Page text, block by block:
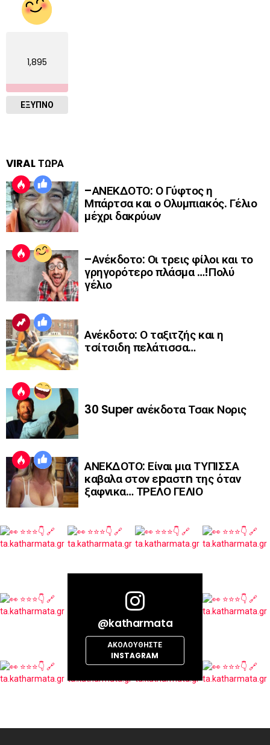
1,895
ΈΞΥΠΝΟ
VIRAL ΤΩΡΑ
–ΑΝΕΚΔΟΤΟ: Ο Γύφτος η
Μπάρτσα και ο Ολυμπιακός. Γέλιο
μέχρι δακρύων
–Ανέκδοτο: Οι τρεις φίλοι και το
γρηγορότερο πλάσμα …!Πολύ
γέλιο
Ανέκδοτο: Ο ταξιτζής και η
τσίτσιδη πελάτισσα…
30 Super ανέκδοτα Τσακ Νορις
ΑΝΕΚΔΟΤΟ: Είναι μια ΤΥΠΙΣΣΑ
καβαλα στον εpαστn της όταν
ξαφνικα… ΤΡΕΛΟ ΓΕΛΙΟ
@katharmata
ΑΚΟΛΟΥΘΉΣΤΕ
INSTAGRAM